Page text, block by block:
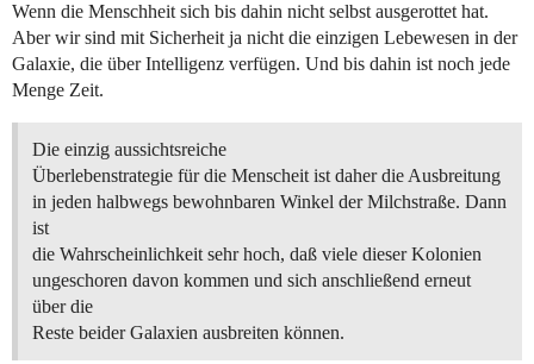
Wenn die Menschheit sich bis dahin nicht selbst ausgerottet hat.
Aber wir sind mit Sicherheit ja nicht die einzigen Lebewesen in der
Galaxie, die über Intelligenz verfügen. Und bis dahin ist noch jede
Menge Zeit.
Die einzig aussichtsreiche
Überlebenstrategie für die Menscheit ist daher die Ausbreitung
in jeden halbwegs bewohnbaren Winkel der Milchstraße. Dann
ist
die Wahrscheinlichkeit sehr hoch, daß viele dieser Kolonien
ungeschoren davon kommen und sich anschließend erneut
über die
Reste beider Galaxien ausbreiten können.